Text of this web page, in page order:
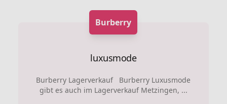
Burberry
luxusmode
Burberry Lagerverkauf Burberry Luxusmode
gibt es auch im Lagerverkauf Metzingen, ...